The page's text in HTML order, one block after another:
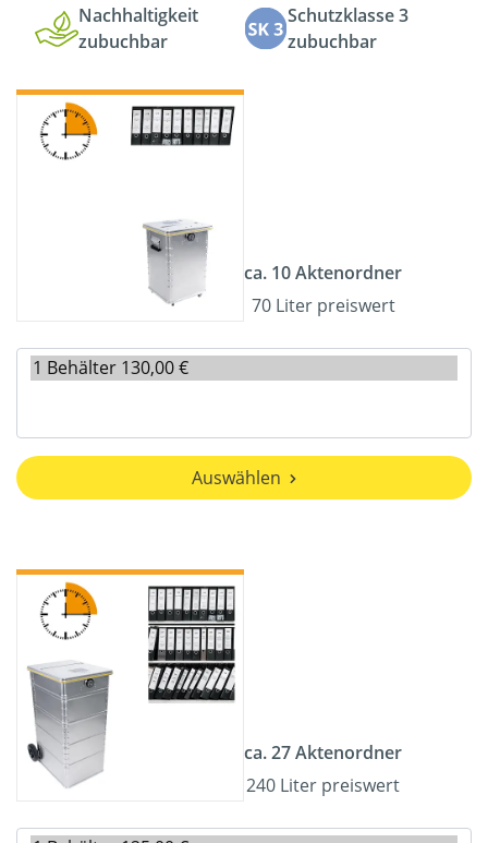
Nachhaltigkeit
zubuchbar
Schutzklasse 3
zubuchbar
ca. 10 Aktenordner
70 Liter preiswert
Auswählen
ca. 27 Aktenordner
240 Liter preiswert